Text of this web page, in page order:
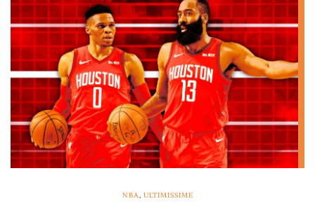
NBA, ULTIMISSIME